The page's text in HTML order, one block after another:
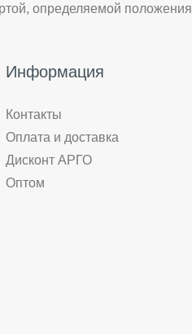
определяемой
Информация
Контакты
Оплата и доставка
Дисконт АРГО
Оптом